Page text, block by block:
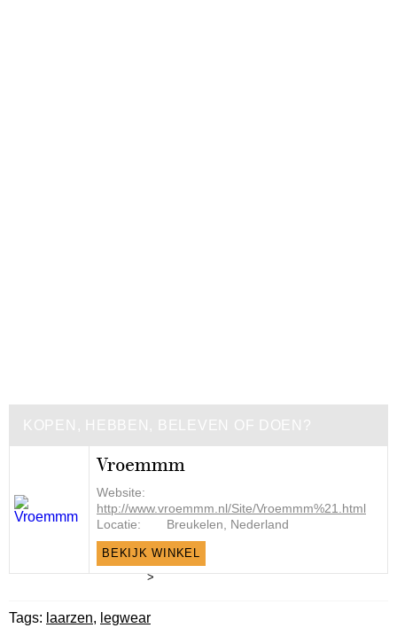
KOPEN, HEBBEN, BELEVEN OF DOEN?
Vroemmm
Website:
http://www.vroemmm.nl/Site/Vroemmm%21.html
Locatie:
Breukelen, Nederland
BEKIJK WINKEL
>
Tags: laarzen, legwear